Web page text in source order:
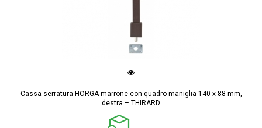
Cassa serratura HORGA marrone con quadro maniglia 140 x 88 mm,
destra – THIRARD